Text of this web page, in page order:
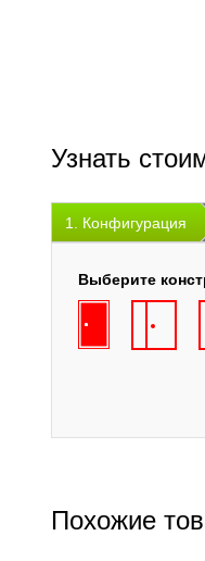
Узнать
1. Конфигурация
Выберите
Похожие